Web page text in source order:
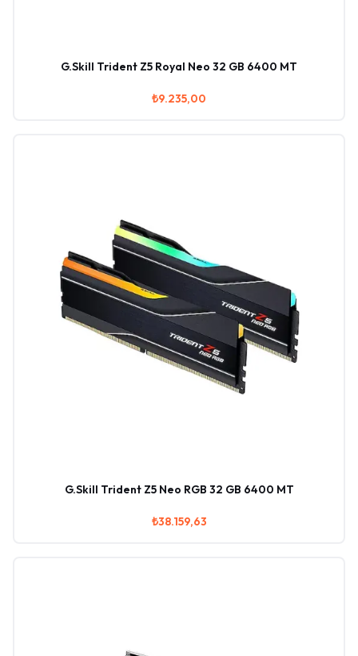
G.Skill Trident Z5 Royal Neo 32 GB 6400 MT
₺9.235,00
G.Skill Trident Z5 Neo RGB 32 GB 6400 MT
₺38.159,63